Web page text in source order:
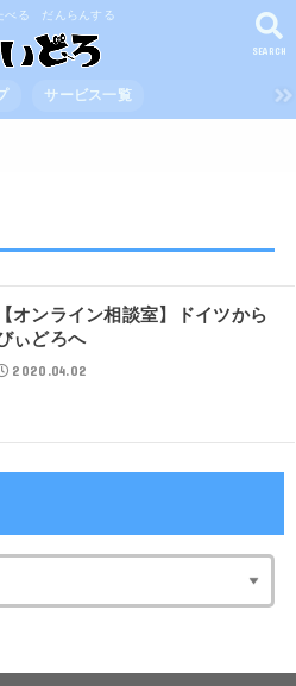
る だんらんする
SEARCH
サービス一覧
【オンライン相談室】ドイツから
ぃどろへ
2020.04.02